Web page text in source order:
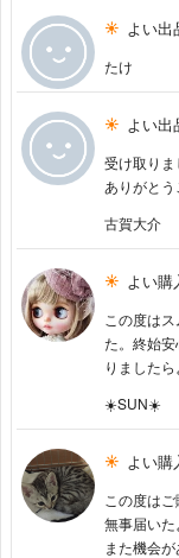
よい出
たけ
よい出
受け取りま
ありがとう
古賀大介
よい購
この度は
た。終始
りました
☀️SUN☀️
よい購
この度は
無事届い
また機会